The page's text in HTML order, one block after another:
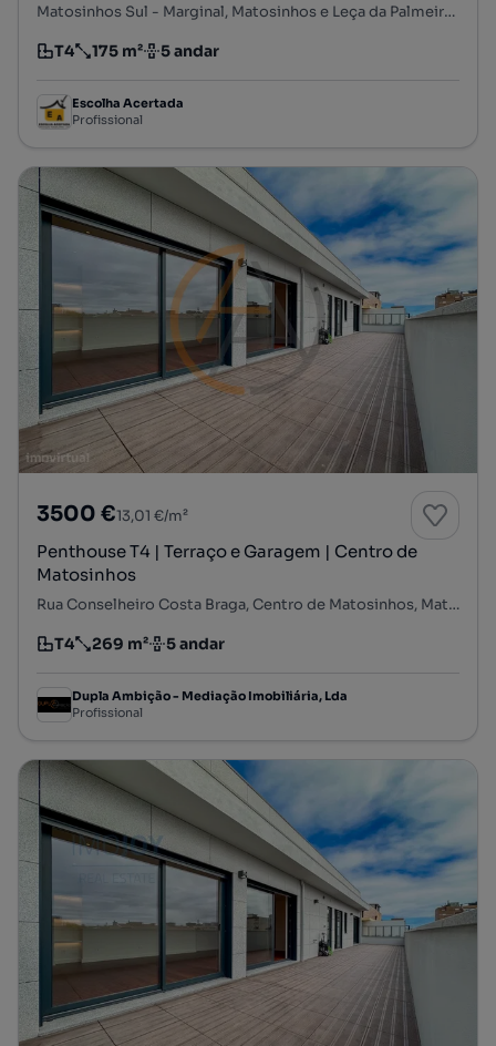
Matosinhos Sul - Marginal, Matosinhos e Leça da Palmeira, Matosinhos, Porto
Tipologia
T4
Preço por metro quadrado
175 m²
Andar 5 andar
Escolha Acertada
Profissional
3500 €13,01 €/m²
Penthouse T4 | Terraço e Garagem | Centro de
Matosinhos
Rua Conselheiro Costa Braga, Centro de Matosinhos, Matosinhos e Leça da Palmeira, Matosinhos, Porto
Tipologia
T4
Preço por metro quadrado
269 m²
Andar 5 andar
Dupla Ambição - Mediação Imobiliária, Lda
Profissional